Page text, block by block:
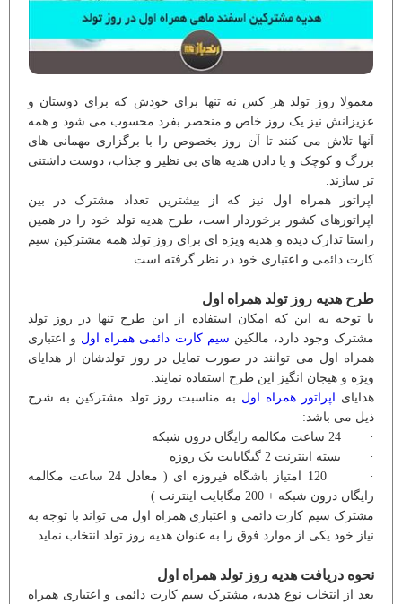
معمولا روز تولد هر کس نه تنها برای خودش که برای دوستان و
عزیزانش نیز یک روز خاص و منحصر بفرد محسوب می شود و همه
آنها تلاش می کنند تا آن روز بخصوص را با برگزاری مهمانی های
بزرگ و کوچک و یا دادن هدیه های بی نظیر و جذاب، دوست داشتنی
تر سازند.
اپراتور همراه اول نیز که از بیشترین تعداد مشترک در بین
اپراتورهای کشور برخوردار است، طرح هدیه تولد خود را در همین
راستا تدارک دیده و هدیه ویژه ای برای روز تولد همه مشترکین سیم
کارت دائمی و اعتباری خود در نظر گرفته است.
طرح هدیه روز تولد همراه اول
با توجه به این که امکان استفاده از این طرح تنها در روز تولد
مشترک وجود دارد، مالکین سیم کارت دائمی همراه اول و اعتباری
همراه اول می توانند در صورت تمایل در روز تولدشان از هدایای
ویژه و هیجان انگیز این طرح استفاده نمایند.
هدایای اپراتور همراه اول به مناسبت روز تولد مشترکین به شرح
ذیل می باشد:
· 24 ساعت مکالمه رایگان درون شبکه
· بسته اینترنت 2 گیگابایت یک روزه
· 120 امتیاز باشگاه فیروزه ای ( معادل 24 ساعت مکالمه
رایگان درون شبکه + 200 مگابایت اینترنت )
مشترک سیم کارت دائمی و اعتباری همراه اول می تواند با توجه به
نیاز خود یکی از موارد فوق را به عنوان هدیه روز تولد انتخاب نماید.
نحوه دریافت هدیه روز تولد همراه اول
بعد از انتخاب نوع هدیه، مشترک سیم کارت دائمی و اعتباری همراه